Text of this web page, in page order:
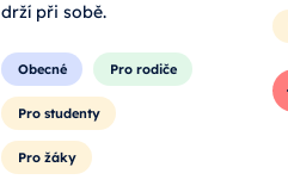
drží při sobě.
Obecné Pro rodiče
Pro studenty
Pro žáky